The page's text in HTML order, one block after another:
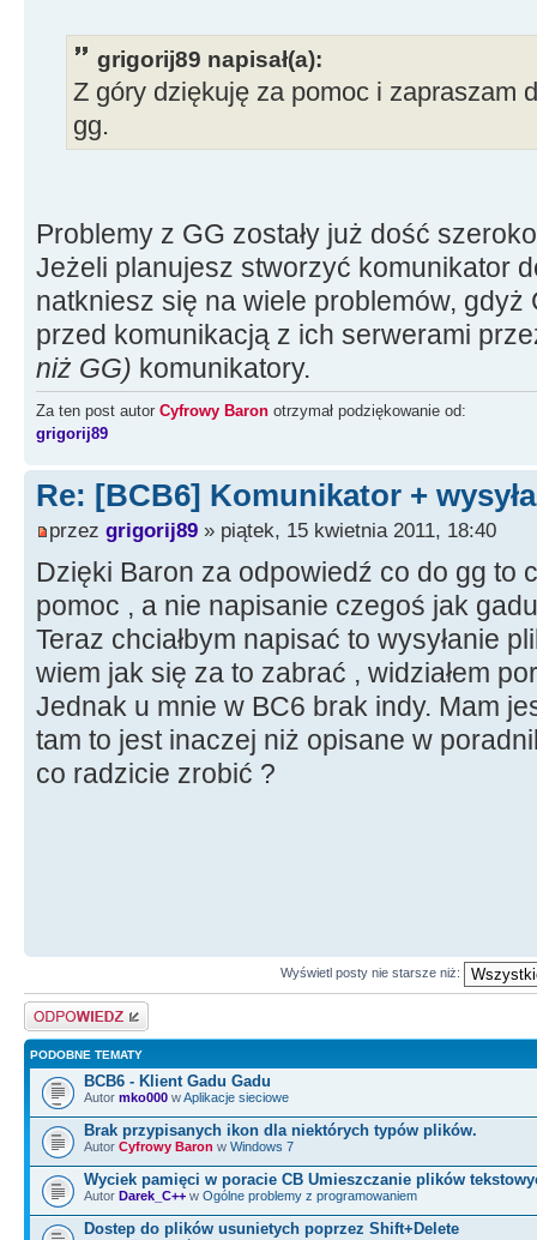
grigorij89 napisał(a):
Z góry dziękuję za pomoc i zapraszam
gg.
Problemy z GG zostały już dość
Jeżeli planujesz stworzyć komunikator
natkniesz się na wiele problemów, gdyż
przed komunikacją z ich serwerami
niż GG) komunikatory.
Za ten post autor Cyfrowy Baron otrzymał podziękowanie od:
grigorij89
Re: [BCB6] Komunikator +
przez grigorij89 » piątek, 15 kwietnia 2011, 18:40
Dzięki Baron za odpowiedź co do gg to
pomoc , a nie napisanie czegoś jak
Teraz chciałbym napisać to wysyłanie
wiem jak się za to zabrać , widziałem
Jednak u mnie w BC6 brak indy. Mam
tam to jest inaczej niż opisane w
co radzicie zrobić ?
Wyświetl posty nie starsze niż:
Odpowiedz
PODOBNE TEMATY
BCB6 - Klient Gadu Gadu
Autor mko000 wAplikacje sieciowe
Brak przypisanych ikon dla niektórych typów plików.
Autor Cyfrowy Baron w Windows 7
Wyciek pamięci w poracie CB Umieszczanie plików
Autor Darek_C++ w Ogólne problemy z programowaniem
Dostep do plików usunietych poprzez Shift+Delete